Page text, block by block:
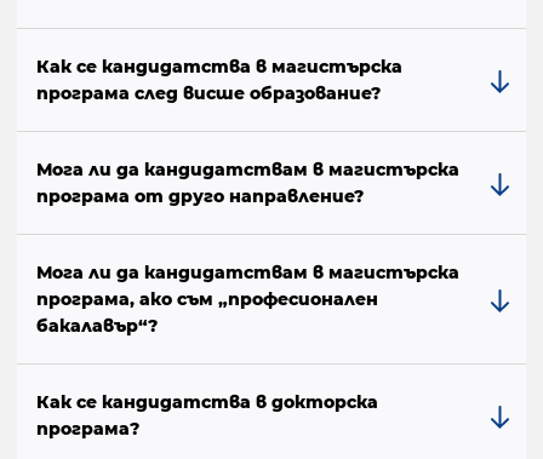
Как се кандидатства в магистърска
програма след висше образование?
Мога ли да кандидатствам в магистърска
програма от друго направление?
Мога ли да кандидатствам в магистърска
програма, ако съм „професионален
бакалавър“?
Как се кандидатства в докторска
програма?